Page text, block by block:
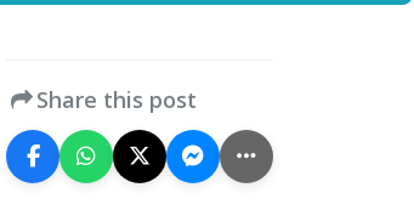
Share this post